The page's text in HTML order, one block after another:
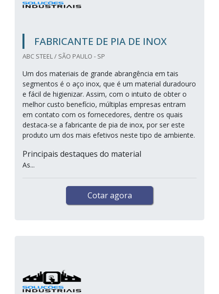
FABRICANTE DE PIA DE INOX
ABC STEEL / SÃO PAULO - SP
Um dos materiais de grande abrangência em tais
segmentos é o aço inox, que é um material duradouro
e fácil de higienizar. Assim, com o intuito de obter o
melhor custo benefício, múltiplas empresas entram
em contato com os fornecedores, dentre os quais
destaca-se a fabricante de pia de inox, por ser este
produto um dos mais efetivos neste tipo de ambiente.
Principais destaques do material
As...
Cotar agora